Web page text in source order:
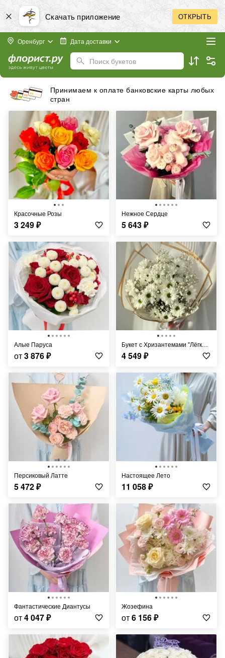
Скачать приложение ОТКРЫТЬ
Оренбург Дата доставки
Поиск букетов
Бесплатная доставка в пределах города
Красочные Розы
3 249₽
Нежное Сердце
5 643₽
Алые Паруса
от3 876₽
Букет с Хризантемами "Лёгкий Ветерок"
4 549₽
Персиковый Латте
5 472₽
Настоящее Лето
11 058₽
Фантастические Диантусы
от4 047₽
Жозефина
от6 156₽